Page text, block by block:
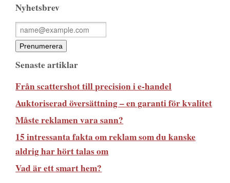
Nyhetsbrev
Senaste artiklar
Från scattershot till precision i e-handel
Auktoriserad översättning – en garanti för kvalitet
Måste reklamen vara sann?
15 intressanta fakta om reklam som du kanske
aldrig har hört talas om
Vad är ett smart hem?